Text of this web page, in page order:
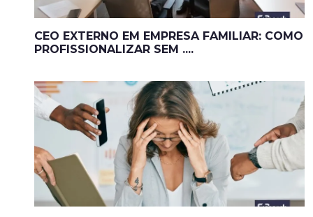
CEO EXTERNO EM EMPRESA FAMILIAR: COMO
PROFISSIONALIZAR SEM ....